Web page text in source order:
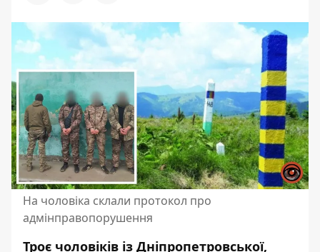
На чоловіка склали протокол про
адмінправопорушення
Троє чоловіків із Дніпропетровської,